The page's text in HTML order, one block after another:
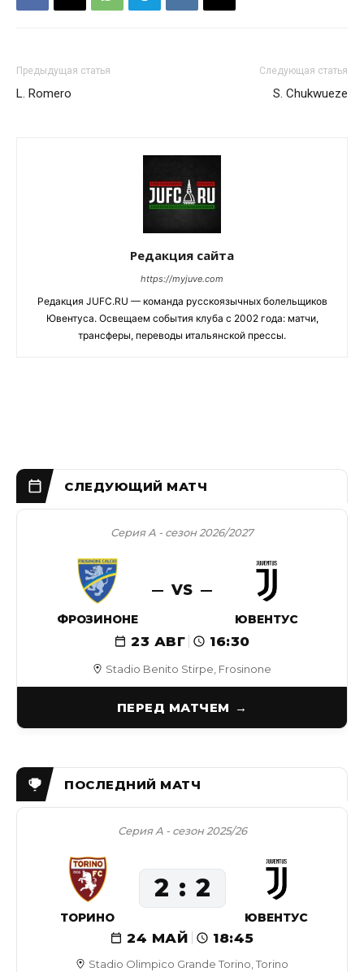
Предыдущая статья
L. Romero
Следующая статья
S. Chukwueze
Редакция сайта
https://myjuve.com
Редакция JUFC.RU — команда русскоязычных болельщиков
Ювентуса. Освещаем события клуба с 2002 года: матчи,
трансферы, переводы итальянской прессы.
Stadio Benito Stirpe, Frosinone
Серия А - сезон 2026/2027
ФРОЗИНОНЕ
VS
ЮВЕНТУС
23 АВГ 16:30
ПЕРЕД МАТЧЕМ
Stadio Olimpico Grande Torino, Torino
Серия А - сезон 2025/26
24 МАЙ 18:45
ТОРИНО
2 2
ЮВЕНТУС